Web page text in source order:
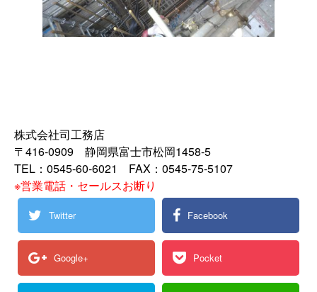
株式会社司工務店
〒416-0909 静岡県富士市松岡1458-5
TEL：0545-60-6021 FAX：0545-75-5107
※営業電話・セールスお断り
Twitter Facebook
Google+ Pocket